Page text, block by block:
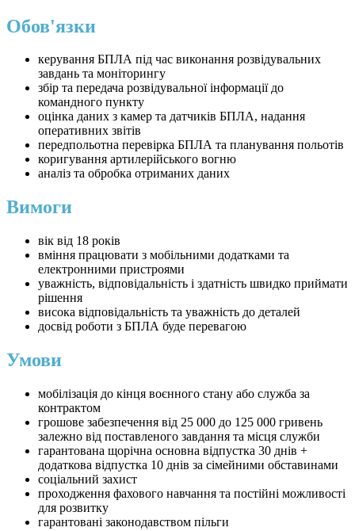
Обов'язки
керування БПЛА під час виконання розвідувальних
завдань та моніторингу
збір та передача розвідувальної інформації до
командного пункту
оцінка даних з камер та датчиків БПЛА, надання
оперативних звітів
передпольотна перевірка БПЛА та планування польотів
коригування артилерійського вогню
аналіз та обробка отриманих даних
Вимоги
вік від 18 років
вміння працювати з мобільними додатками та
електронними пристроями
уважність, відповідальність і здатність швидко приймати
рішення
висока відповідальність та уважність до деталей
досвід роботи з БПЛА буде перевагою
Умови
мобілізація до кінця воєнного стану або служба за
контрактом
грошове забезпечення від 25 000 до 125 000 гривень
залежно від поставленого завдання та місця служби
гарантована щорічна основна відпустка 30 днів +
додаткова відпустка 10 днів за сімейними обставинами
соціальний захист
проходження фахового навчання та постійні можливості
для розвитку
гарантовані законодавством пільги